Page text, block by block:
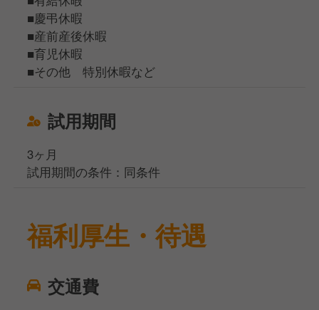
■慶弔休暇
■産前産後休暇
■育児休暇
■その他 特別休暇など
試用期間
3ヶ月
試用期間の条件：同条件
福利厚生・待遇
交通費